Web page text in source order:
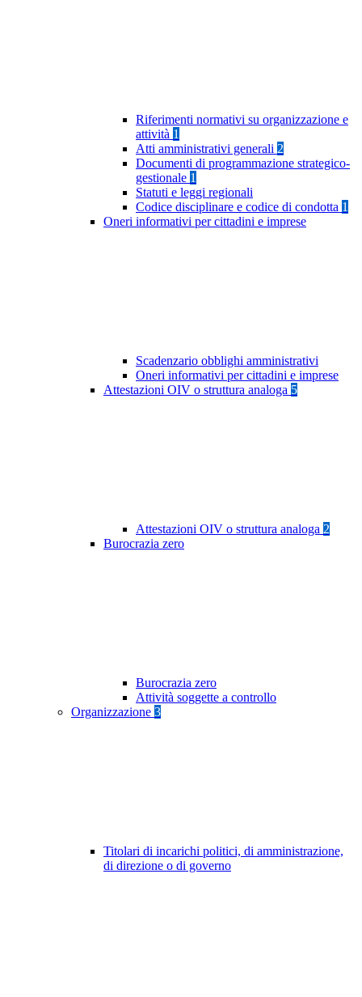
Riferimenti normativi su organizzazione e
attività 1
Atti amministrativi generali 2
Documenti di programmazione strategico-
gestionale 1
Statuti e leggi regionali
Codice disciplinare e codice di condotta 1
Oneri informativi per cittadini e imprese
Scadenzario obblighi amministrativi
Oneri informativi per cittadini e imprese
Attestazioni OIV o struttura analoga 5
Attestazioni OIV o struttura analoga 2
Burocrazia zero
Burocrazia zero
Attività soggette a controllo
Organizzazione 3
Titolari di incarichi politici, di amministrazione,
di direzione o di governo